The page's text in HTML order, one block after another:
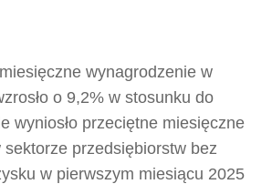
wynagrodzenie w
o 9,2% w stosunku do
wyniosło przeciętne miesięczne
przedsiębiorstw bez
w pierwszym miesiącu 2025